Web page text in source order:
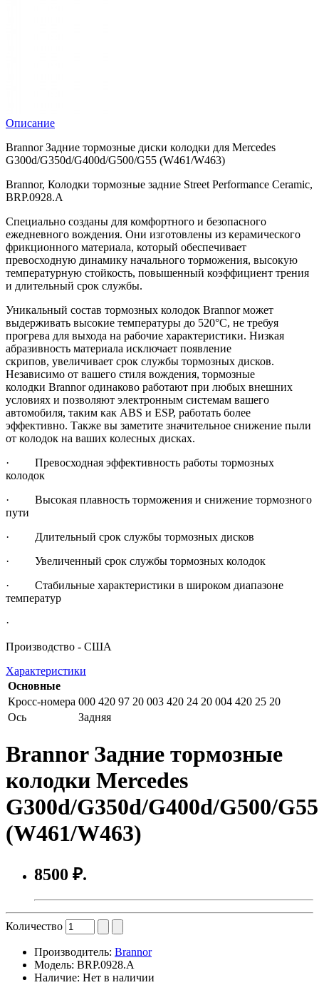
Описание
Brannor Задние тормозные диски колодки для Mercedes
G300d/G350d/G400d/G500/G55 (W461/W463)
Brannor, Колодки тормозные задние Street Performance Ceramic,
BRP.0928.A
Специально созданы для комфортного и безопасного
ежедневного вождения. Они изготовлены из керамического
фрикционного материала, который обеспечивает
превосходную динамику начального торможения, высокую
температурную стойкость, повышенный коэффициент трения
и длительный срок службы.
Уникальный состав тормозных колодок Brannor может
выдерживать высокие температуры до 520°С, не требуя
прогрева для выхода на рабочие характеристики. Низкая
абразивность материала исключает появление
скрипов, увеличивает срок службы тормозных дисков.
Независимо от вашего стиля вождения, тормозные
колодки Brannor одинаково работают при любых внешних
условиях и позволяют электронным системам вашего
автомобиля, таким как ABS и ESP, работать более
эффективно. Также вы заметите значительное снижение пыли
от колодок на ваших колесных дисках.
· Превосходная эффективность работы тормозных
колодок
· Высокая плавность торможения и снижение тормозного
пути
· Длительный срок службы тормозных дисков
· Увеличенный срок службы тормозных колодок
· Стабильные характеристики в широком диапазоне
температур
·
Производство - США
Характеристики
Основные
Кросс-номера 000 420 97 20 003 420 24 20 004 420 25 20
Ось
Задняя
Brannor Задние тормозные
колодки Mercedes
G300d/G350d/G400d/G500/G55
(W461/W463)
8500 ₽.
Количество
Производитель: Brannor
Модель: BRP.0928.A
Наличие: Нет в наличии